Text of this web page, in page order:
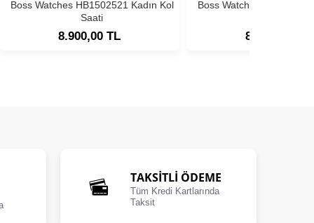
Boss Watches HB1502521 Kadın Kol
Saati
8.900,00 TL
Boss Watches
8.900,00 TL
TAKSİTLİ ÖDEME
Tüm Kredi Kartlarında
Taksit